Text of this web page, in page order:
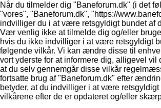
Når du tilmelder dig "Baneforum.dk" (i det
"vores", "Baneforum.dk", "https://
indvilliger du i at være retsgyldigt bundet af
Vær venlig ikke at tilmelde dig og/eller
hvis du ikke indvilliger i at være retsgyldigt
følgende vilkår. Vi kan ændre disse til
vort yderste for at informere dig, alligevel vil
at du selv gennemgår disse vilkår
fortsatte brug af "Baneforum.dk" efter
betyder, at du indvilliger i at være retsgyldigt
vilkårene efter de er opdateret og/eller